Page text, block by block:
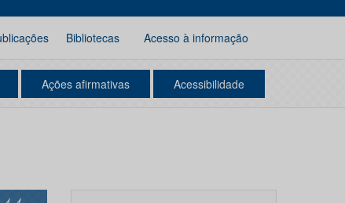
Bibliotecas Acesso à informação
Ações afirmativas Acessibilidade